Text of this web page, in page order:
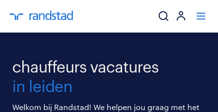
mijn carrière
chauffeurs vacatures
in leiden
Welkom bij Randstad! We helpen jou graag met het